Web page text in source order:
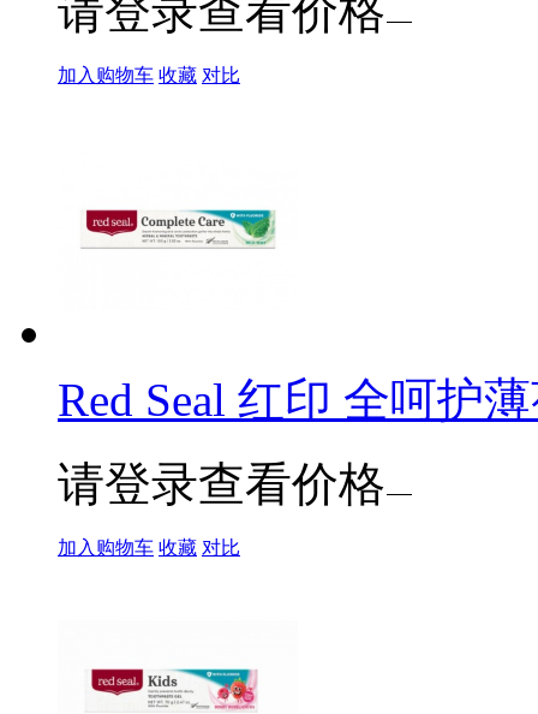
请登录查看价格
加入购物车 收藏 对比
Red Seal 红印 全呵护
请登录查看价格
加入购物车 收藏 对比